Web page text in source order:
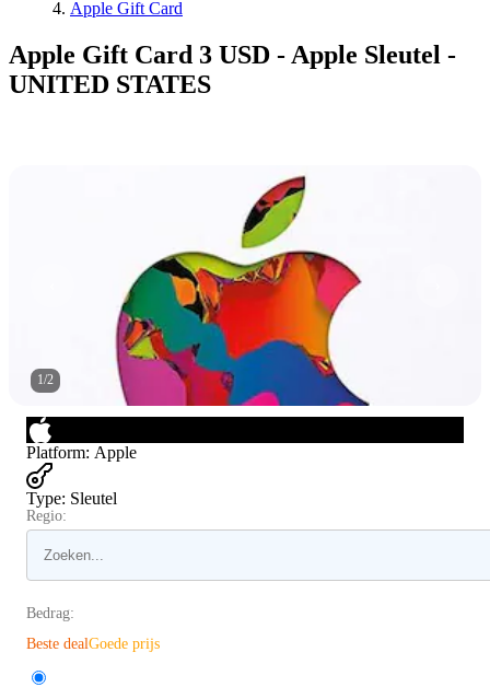
Apple Gift Card
Apple Gift Card 3 USD - Apple Sleutel -
UNITED STATES
1/2
Platform: Apple
Type: Sleutel
Regio:
Bedrag:
Beste dealGoede prijs